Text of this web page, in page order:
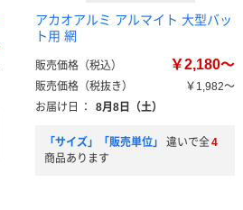
アカオアルミ アルマイト 大型バッ
ト用 網
販売価格（税込） ￥2,180～
販売価格（税抜き）
￥1,982～
お届け日
： 8月8日（土）
「サイズ」「販売単位」 違いで全4
商品あります